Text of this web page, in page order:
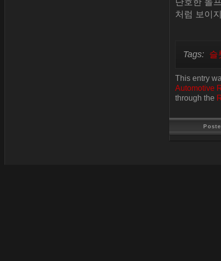
단호한 돌
처럼 보이
Tags: 슬
This entry
Automotive
through the